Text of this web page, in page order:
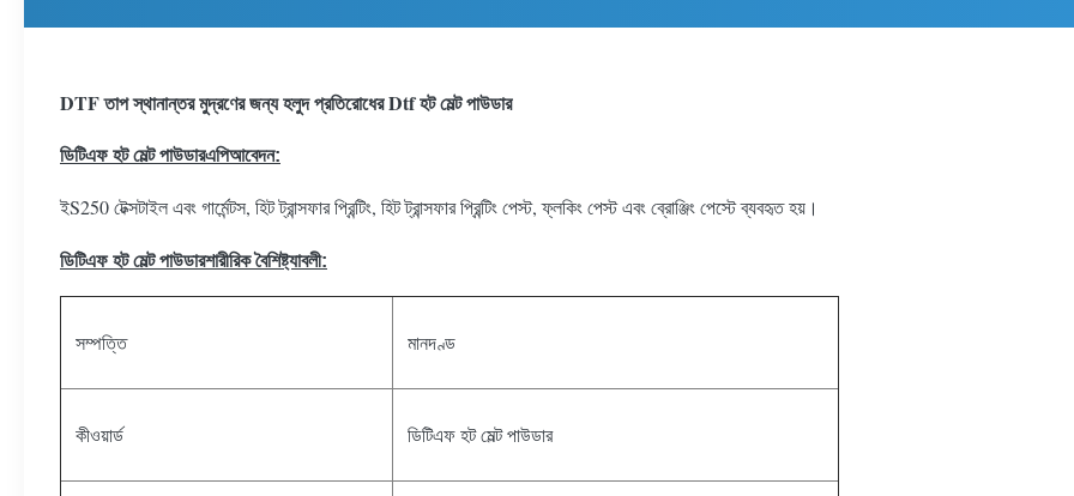
DTF তাপ স্থানান্তর মুদ্রণের জন্য হলুদ প্রতিরোধের Dtf হট মেল্ট পাউডার
ডিটিএফ হট মেল্ট পাউডারএপিআবেদন:
ইS250 টেক্সটাইল এবং গার্মেন্টস, হিট ট্রান্সফার প্রিন্টিং, হিট ট্রান্সফার প্রিন্টিং পেস্ট, ফ্লকিং পেস্ট এবং ব্রোঞ্জিং পেস্টে ব্যবহৃত হয়।
ডিটিএফ হট মেল্ট পাউডারশারীরিক বৈশিষ্ট্যাবলী:
সম্পত্তি মানদণ্ড
কীওয়ার্ড ডিটিএফ হট মেল্ট পাউডার